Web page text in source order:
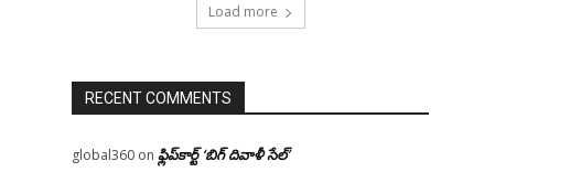
Load more
RECENT COMMENTS
global360 on ఫ్లిప్‌కార్ట్ ‘బిగ్ దివాళీ సేల్’